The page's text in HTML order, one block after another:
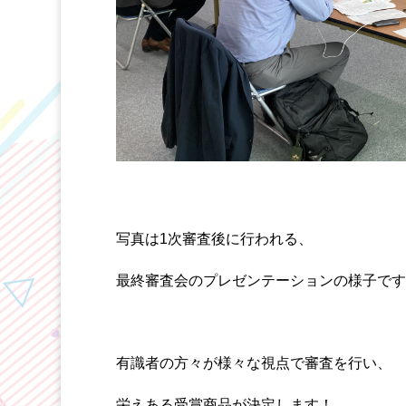
写真は1次審査後に行われる、
最終審査会のプレゼンテーションの様子で
有識者の方々が様々な視点で審査を行い、